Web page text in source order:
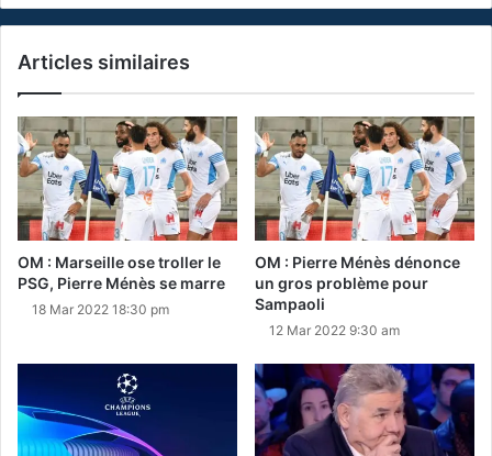
Articles similaires
OM : Marseille ose troller le
PSG, Pierre Ménès se marre
18 Mar 2022 18:30 pm
OM : Pierre Ménès dénonce
un gros problème pour
Sampaoli
12 Mar 2022 9:30 am